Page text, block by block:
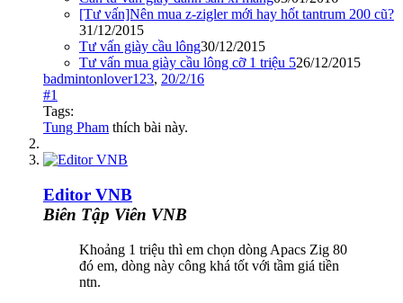
[Tư vấn]Nên mua z-zigler mới hay hốt tantrum 200 cũ?
31/12/2015
Tư vấn giày cầu lông30/12/2015
Tư vấn mua giày cầu lông cỡ 1 triệu 526/12/2015
badmintonlover123, 20/2/16
#1
Tags:
Tung Pham thích bài này.
Editor VNB
Biên Tập Viên VNB
Khoảng 1 triệu thì em chọn dòng Apacs Zig 80
đó em, dòng này công khá tốt với tầm giá tiền
ntn.